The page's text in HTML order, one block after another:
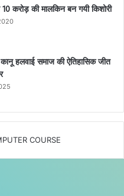
10 करोड़ की मालकिन बन गयी किशोरी
हलवाई समाज की ऐतिहासिक जीत